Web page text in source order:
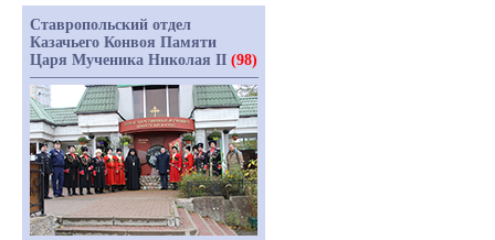
Ставропольский отдел
Казачьего Конвоя Памяти
Царя Мученика Николая II (98)